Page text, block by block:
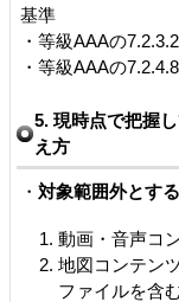
基準
・等級AAAの
・等級AAAの
5. 現時点で把握
え方
・ 対象範囲外とす
動画・音声コ
地図コンテン
ファイルを含